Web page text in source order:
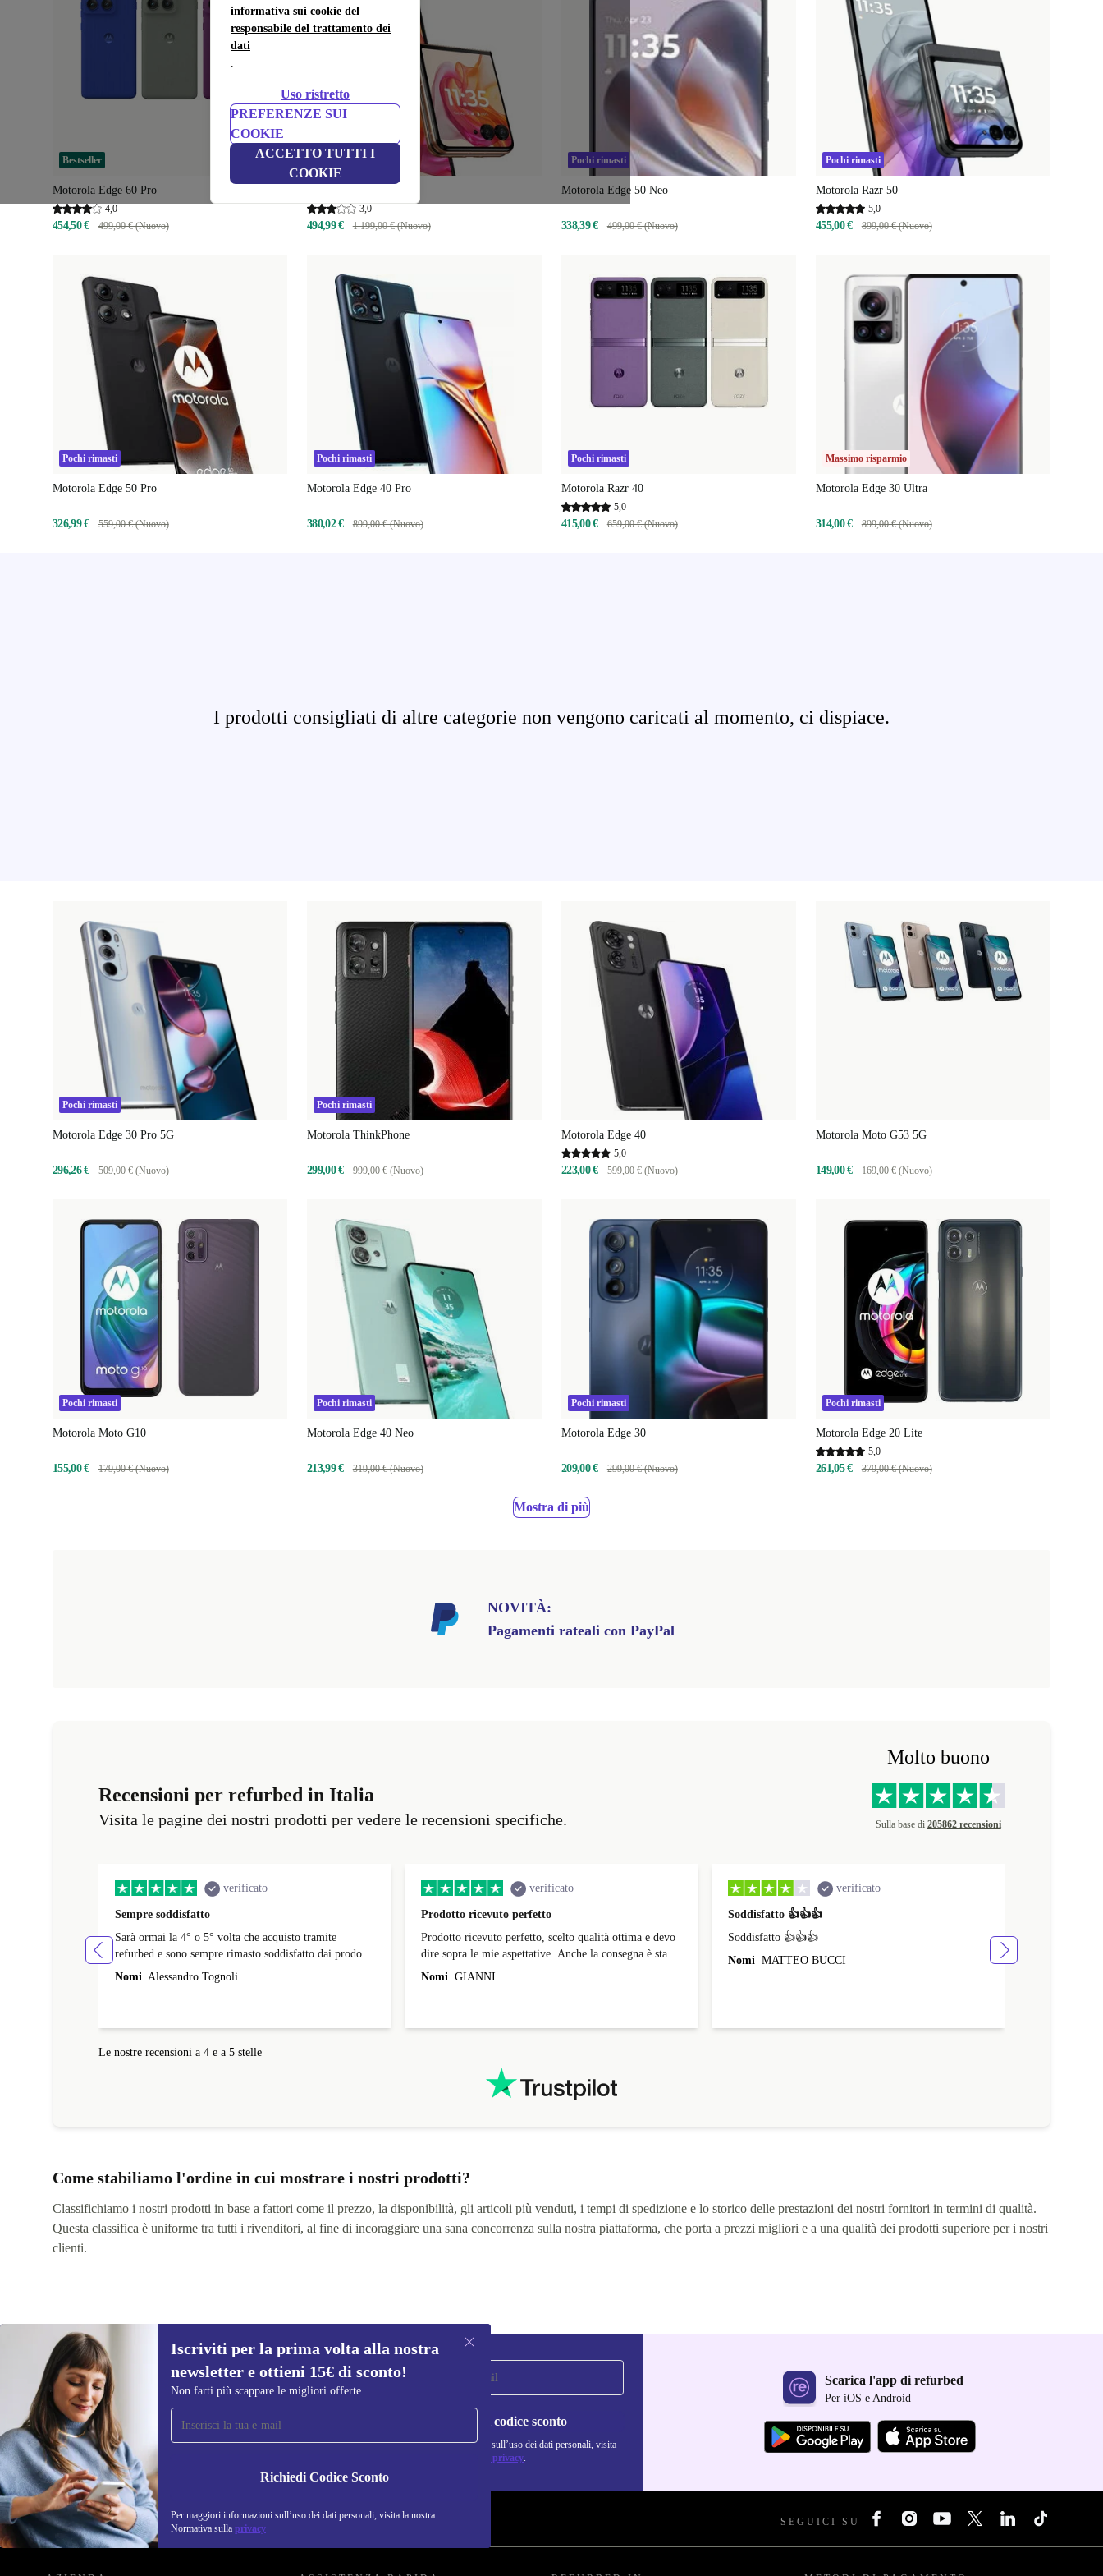
informativa sui cookie del
responsabile del trattamento dei
dati
.
Uso ristretto
PREFERENZE SUI
COOKIE
ACCETTO TUTTI I
COOKIE
Bestseller
Motorola Edge 60 Pro
4,0
454,50 € 499,00 € (Nuovo)
3,0
494,99 € 1.199,00 € (Nuovo)
Pochi rimasti
Motorola Edge 50 Neo
338,39 € 499,00 € (Nuovo)
Pochi rimasti
Motorola Razr 50
5,0
455,00 € 899,00 € (Nuovo)
Pochi rimasti
Motorola Edge 50 Pro
326,99 € 559,00 € (Nuovo)
Pochi rimasti
Motorola Edge 40 Pro
380,02 € 899,00 € (Nuovo)
I prodotti consigliati di altre categorie non vengono caricati al momento, ci dispiace.
Pochi rimasti
Motorola Razr 40
5,0
415,00 € 659,00 € (Nuovo)
Massimo risparmio
Motorola Edge 30 Ultra
314,00 € 899,00 € (Nuovo)
Pochi rimasti
Motorola Edge 30 Pro 5G
296,26 € 509,00 € (Nuovo)
Pochi rimasti
Motorola ThinkPhone
299,00 € 999,00 € (Nuovo)
Motorola Edge 40
5,0
223,00 € 599,00 € (Nuovo)
Motorola Moto G53 5G
149,00 € 169,00 € (Nuovo)
Pochi rimasti
Motorola Moto G10
155,00 € 179,00 € (Nuovo)
Pochi rimasti
Motorola Edge 40 Neo
213,99 € 319,00 € (Nuovo)
Pochi rimasti
Motorola Edge 30
209,00 € 299,00 € (Nuovo)
Pochi rimasti
Motorola Edge 20 Lite
5,0
261,05 € 379,00 € (Nuovo)
Mostra di più
NOVITÀ:
Pagamenti rateali con PayPal
Recensioni per refurbed in Italia
Visita le pagine dei nostri prodotti per vedere le recensioni specifiche.
Molto buono
Sulla base di 205862 recensioni
verificato
Sempre soddisfatto
Sarà ormai la 4° o 5° volta che acquisto tramite
refurbed e sono sempre rimasto soddisfatto dai prodotti;
in alcuni casi i difitte dichiarati erano impercettibili a
un occhio inesperto. Consegna nei tempi previsti e Le
di grande impatto positivo.
Nomi Alessandro Tognoli
verificato
Prodotto ricevuto perfetto
Prodotto ricevuto perfetto, scelto qualità ottima e devo
dire sopra le mie aspettative. Anche la consegna è stata
perfetta, arrivato prima della scadenza. L’iPhone era
Nomi GIANNI
verificato
Soddisfatto 👍👍👍
Soddisfatto 👍👍👍
Nomi MATTEO BUCCI
Le nostre recensioni a 4 e a 5 stelle
Come stabiliamo l'ordine in cui mostrare i nostri prodotti?
Classifichiamo i nostri prodotti in base a fattori come il prezzo, la disponibilità, gli articoli più venduti, i tempi di spedizione e lo storico delle prestazioni dei nostri fornitori in termini di qualità.
Questa classifica è uniforme tra tutti i rivenditori, al fine di incoraggiare una sana concorrenza sulla nostra piattaforma, che porta a prezzi migliori e a una qualità dei prodotti superiore per i nostri
clienti.
Iscriviti per la prima volta alla nostra
newsletter e ottieni 15€ di sconto!
Non farti più scappare le migliori offerte
Richiedi Codice Sconto
Per maggiori informazioni sull’uso dei dati personali, visita la nostra
Normativa sulla privacy
Iscriviti per la prima volta alla nostra
newsletter e ottieni 15€ di sconto!
Non farti più scappare le migliori offerte.
Richiedi codice sconto
Per maggiori informazioni sull’uso dei dati personali, visita
Normativa sulla privacy.
Scarica l'app di refurbed
Per iOS e Android
REFURBED ITALIA - RETHINK NEW. SEGUICI SU